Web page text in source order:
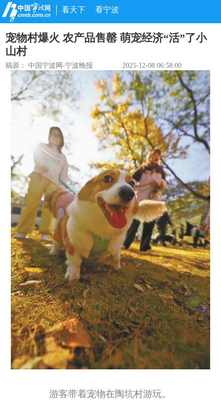
看天下 看宁波
宠物村爆火 农产品售罄 萌宠经济“活”了小
山村
稿源：中国宁波网-宁波晚报 2025-12-08 06:58:00
游客带着宠物在陶坑村游玩。